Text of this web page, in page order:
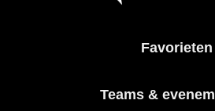
Favorieten
Teams &